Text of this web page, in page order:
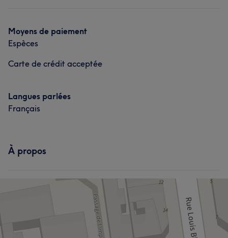
Moyens de paiement
Espèces
Carte de crédit acceptée
Langues parlées
Français
À propos